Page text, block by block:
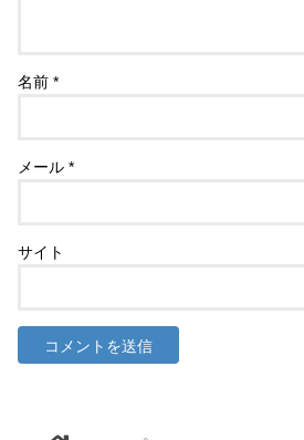
名前*
メール*
サイト